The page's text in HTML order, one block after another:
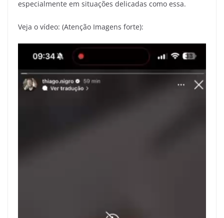
especialmente em situações delicadas como essa.
Veja o vídeo: (Atenção Imagens forte):